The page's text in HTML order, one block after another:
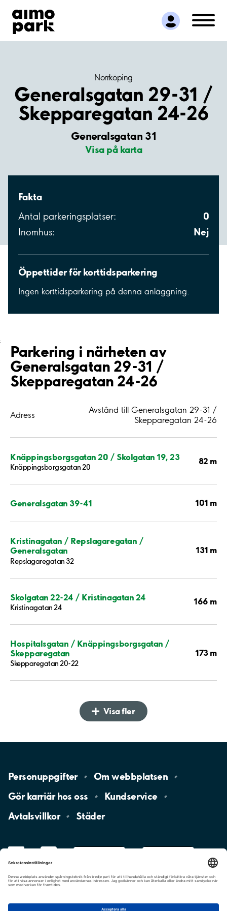
Hitta parkering
Samarbete
Kundservice
Norrköping
Generalsgatan 29-31 /
Skepparegatan 24-26
Generalsgatan 31
Visa på karta
Fakta
Antal parkeringsplatser: 0
Inomhus: Nej
Öppettider för korttidsparkering
Ingen korttidsparkering på denna anläggning.
;
Parkering i närheten av
Generalsgatan 29-31 /
Skepparegatan 24-26
Adress
Avstånd till Generalsgatan 29-31 /
Skepparegatan 24-26
Knäppingsborgsgatan 20 / Skolgatan 19, 23
Knäppingsborgsgatan 20
82 m
Generalsgatan 39-41 101 m
Kristinagatan / Repslagaregatan /
Generalsgatan
Repslagaregatan 32
131 m
Skolgatan 22-24 / Kristinagatan 24
Kristinagatan 24
166 m
Hospitalsgatan / Knäppingsborgsgatan /
Skepparegatan
Skepparegatan 20-22
173 m
Visa fler
Personuppgifter Omwebbplatsen
Gör karriär hososs
Kundservice
Avtalsvillkor
Städer